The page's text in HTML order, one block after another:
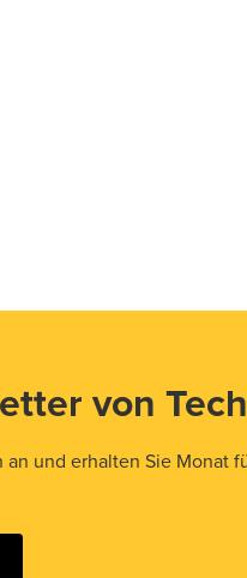
von
und erhalten Sie Monat